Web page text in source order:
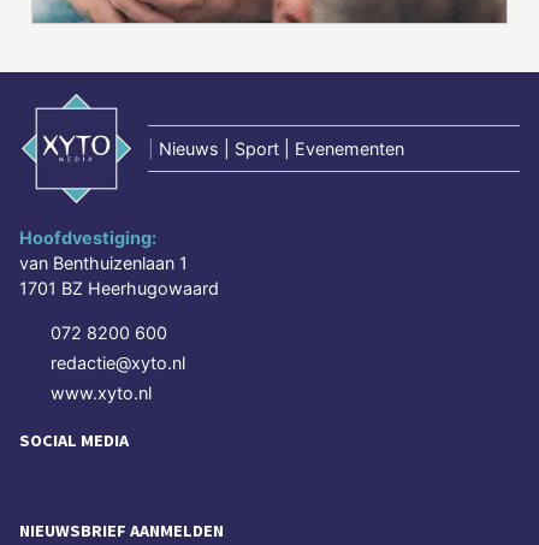
Nieuws | Sport | Evenementen
Hoofdvestiging:
van Benthuizenlaan 1
1701 BZ Heerhugowaard
072 8200 600
redactie@xyto.nl
www.xyto.nl
SOCIAL MEDIA
NIEUWSBRIEF AANMELDEN